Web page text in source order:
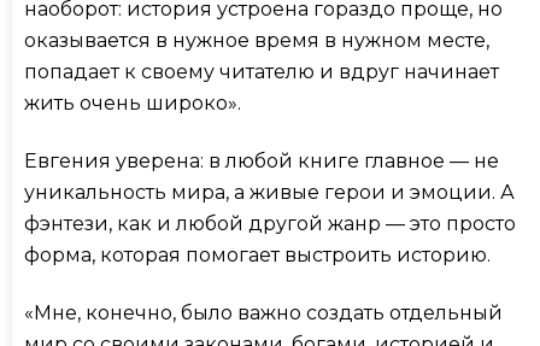
наоборот: история устроена гораздо проще, но
оказывается в нужное время в нужном месте,
попадает к своему читателю и вдруг начинает
жить очень широко».
Евгения уверена: в любой книге главное — не
уникальность мира, а живые герои и эмоции. А
фэнтези, как и любой другой жанр — это просто
форма, которая помогает выстроить историю.
«Мне, конечно, было важно создать отдельный